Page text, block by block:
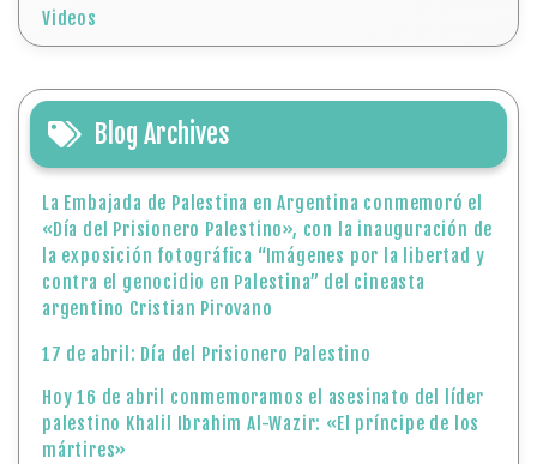
Videos
Blog Archives
La Embajada de Palestina en Argentina conmemoró el
«Día del Prisionero Palestino», con la inauguración de
la exposición fotográfica “Imágenes por la libertad y
contra el genocidio en Palestina” del cineasta
argentino Cristian Pirovano
17 de abril: Día del Prisionero Palestino
Hoy 16 de abril conmemoramos el asesinato del líder
palestino Khalil Ibrahim Al-Wazir: «El príncipe de los
mártires»